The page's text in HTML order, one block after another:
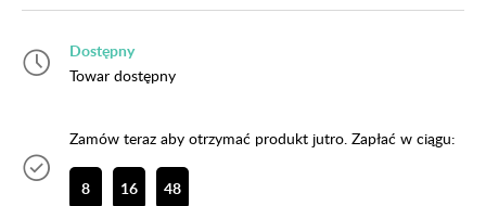
Dostępny
Towar dostępny
Zamów teraz aby otrzymać produkt jutro. Zapłać w ciągu:
8 16 48